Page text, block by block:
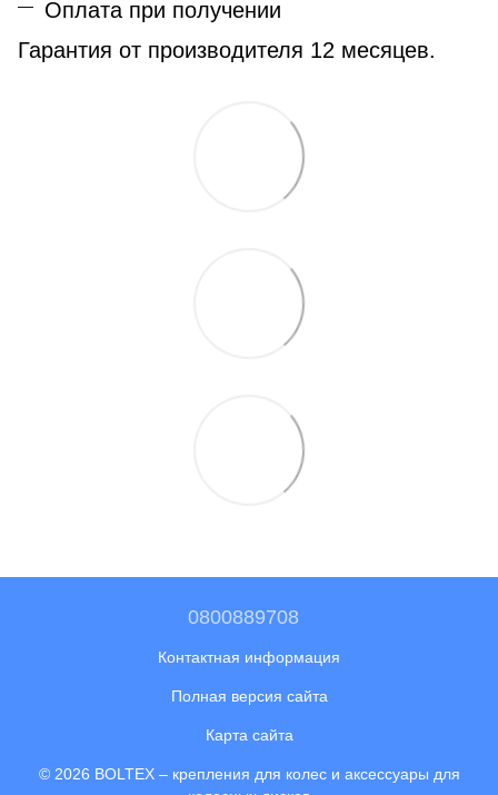
Оплата при получении
Гарантия от производителя 12 месяцев.
0800889708
Контактная информация
Полная версия сайта
Карта сайта
© 2026 BOLTEX – крепления для колес и аксессуары для